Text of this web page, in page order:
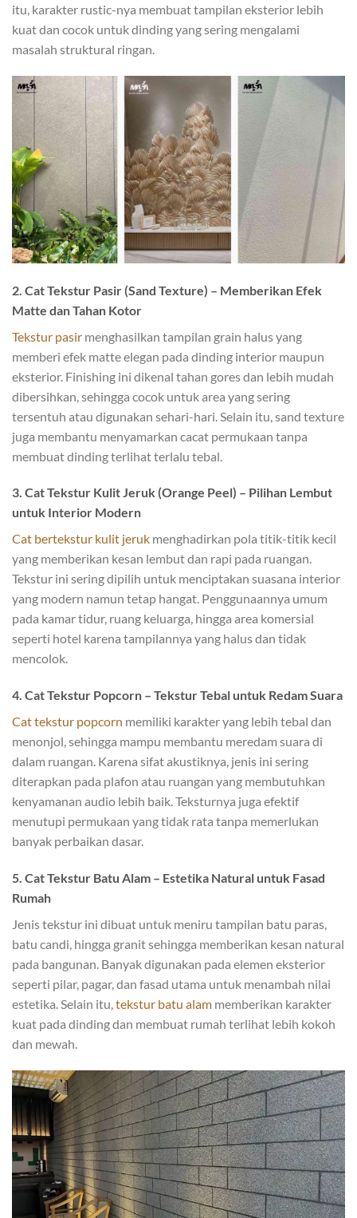
itu, karakter rustic-nya membuat tampilan eksterior lebih
kuat dan cocok untuk dinding yang sering mengalami
masalah struktural ringan.
2. Cat Tekstur Pasir (Sand Texture) – Memberikan Efek
Matte dan Tahan Kotor
Tekstur pasir menghasilkan tampilan grain halus yang
memberi efek matte elegan pada dinding interior maupun
eksterior. Finishing ini dikenal tahan gores dan lebih mudah
dibersihkan, sehingga cocok untuk area yang sering
tersentuh atau digunakan sehari-hari. Selain itu, sand texture
juga membantu menyamarkan cacat permukaan tanpa
membuat dinding terlihat terlalu tebal.
3. Cat Tekstur Kulit Jeruk (Orange Peel) – Pilihan Lembut
untuk Interior Modern
Cat bertekstur kulit jeruk menghadirkan pola titik-titik kecil
yang memberikan kesan lembut dan rapi pada ruangan.
Tekstur ini sering dipilih untuk menciptakan suasana interior
yang modern namun tetap hangat. Penggunaannya umum
pada kamar tidur, ruang keluarga, hingga area komersial
seperti hotel karena tampilannya yang halus dan tidak
mencolok.
4. Cat Tekstur Popcorn – Tekstur Tebal untuk Redam Suara
Cat tekstur popcorn memiliki karakter yang lebih tebal dan
menonjol, sehingga mampu membantu meredam suara di
dalam ruangan. Karena sifat akustiknya, jenis ini sering
diterapkan pada plafon atau ruangan yang membutuhkan
kenyamanan audio lebih baik. Teksturnya juga efektif
menutupi permukaan yang tidak rata tanpa memerlukan
banyak perbaikan dasar.
5. Cat Tekstur Batu Alam – Estetika Natural untuk Fasad
Rumah
Jenis tekstur ini dibuat untuk meniru tampilan batu paras,
batu candi, hingga granit sehingga memberikan kesan natural
pada bangunan. Banyak digunakan pada elemen eksterior
seperti pilar, pagar, dan fasad utama untuk menambah nilai
estetika. Selain itu,tekstur batu alam memberikan karakter
kuat pada dinding dan membuat rumah terlihat lebih kokoh
dan mewah.